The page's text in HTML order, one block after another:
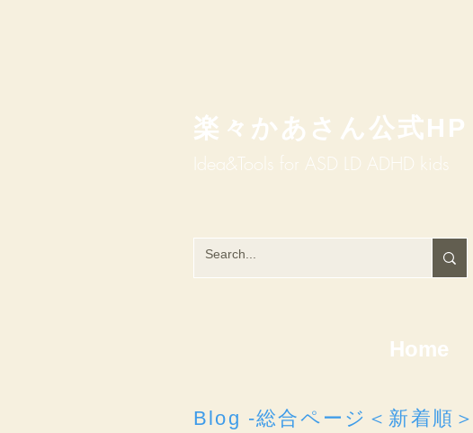
楽々かあさん公式HP
Idea&Tools​​ for ASD LD ADHD kids
Home
Blog -総合ページ＜新着順＞